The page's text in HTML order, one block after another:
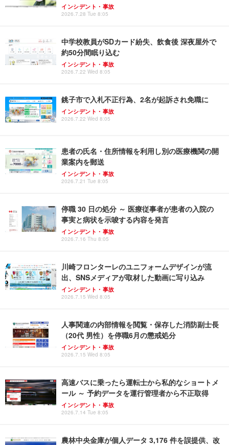
インシデント・事故
2026.7.28 Tue 8:05
中学校教員がSDカード紛失、飲食後 深夜屋外で
約50分間眠り込む
インシデント・事故
2026.7.22 Wed 8:05
銚子市で入札不正行為、2名が起訴され免職に
インシデント・事故
2026.7.22 Wed 8:05
患者の氏名・住所情報を利用し別の医療機関の開
業案内を郵送
インシデント・事故
2026.7.21 Tue 8:05
停職 30 日の処分 ～ 医療従事者が患者の入院の
事実と病状を示唆する内容を発言
インシデント・事故
2026.7.16 Thu 8:05
川崎フロンターレのユニフォームデザインが流
出、SNSメディアが取材した動画に写り込み
インシデント・事故
2026.7.15 Wed 8:05
人事関連の内部情報を閲覧・保存した消防副士長
（20代 男性）を停職6月の懲戒処分
インシデント・事故
2026.7.15 Wed 8:05
高速バスに乗ったら運転士から私的なショートメ
ール ～ 予約データを運行管理者から不正取得
インシデント・事故
2026.7.14 Tue 8:05
農林中央金庫が個人データ 3,176 件を誤提供、改